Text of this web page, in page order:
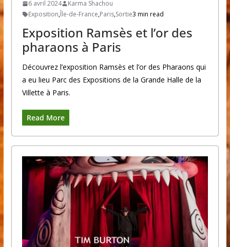
6 avril 2024
Karma Shachou
Exposition,Île-de-France,Paris,Sortie3 min read
Exposition Ramsès et l’or des
pharaons à Paris
Découvrez l’exposition Ramsès et l’or des Pharaons qui
a eu lieu Parc des Expositions de la Grande Halle de la
Villette à Paris.
Read More